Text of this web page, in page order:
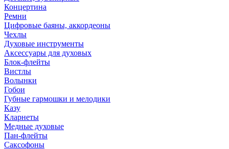
Концертина
Ремни
Цифровые баяны, аккордеоны
Чехлы
Духовые инструменты
Аксессуары для духовых
Блок-флейты
Вистлы
Волынки
Гобои
Губные гармошки и мелодики
Казу
Кларнеты
Медные духовые
Пан-флейты
Саксофоны